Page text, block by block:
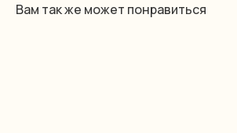
Вам так же может понравиться